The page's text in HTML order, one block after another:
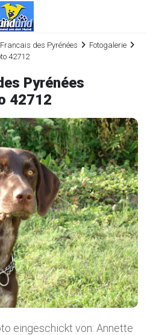
des Pyrénées
Fotogalerie
42712
Pyrénées
42712
eingeschickt von: Annette